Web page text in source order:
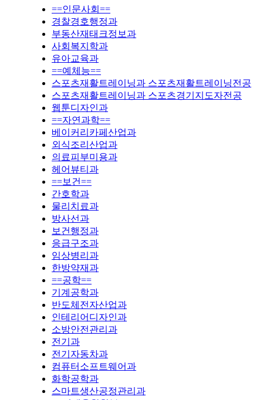
==인문사회==
경찰경호행정과
부동산재태크정보과
사회복지학과
유아교육과
==예체능==
스포츠재활트레이닝과 스포츠재활트레이닝전공
스포츠재활트레이닝과 스포츠경기지도자전공
웹툰디자인과
==자연과학==
베이커리카페산업과
외식조리산업과
의료피부미용과
헤어뷰티과
==보건==
간호학과
물리치료과
방사선과
보건행정과
응급구조과
임상병리과
한방약재과
==공학==
기계공학과
반도체전자산업과
인테리어디자인과
소방안전관리과
전기과
전기자동차과
컴퓨터소프트웨어과
화학공학과
스마트생산공정관리과